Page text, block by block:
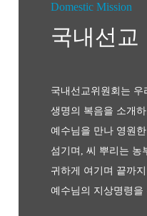
Domestic Mission
국내선교
국내선교위원회는 우
생명의 복음을 소개
예수님을 만나 영원
섬기며, 씨 뿌리는 농
귀하게 여기며 끝까
예수님의 지상명령을